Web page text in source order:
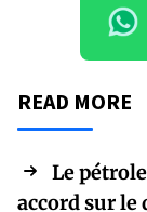
READ MORE
Le
accord sur